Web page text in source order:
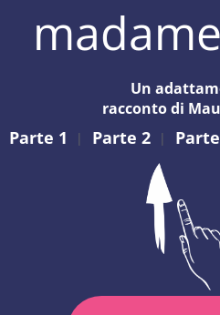
Un
racconto di
Parte 1 | Parte 2 |